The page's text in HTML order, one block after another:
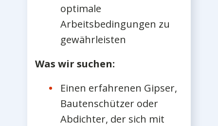
optimale
Arbeitsbedingungen zu
gewährleisten
Was wir suchen:
Einen erfahrenen Gipser,
Bautenschützer oder
Abdichter, der sich mit